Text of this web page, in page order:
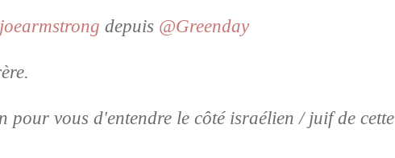
depuis @Greenday
vous d'entendre le côté israélien / juif de cette